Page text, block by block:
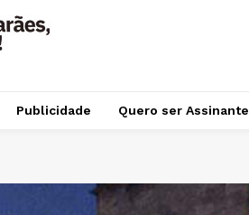
Publicidade Quero ser Assinante